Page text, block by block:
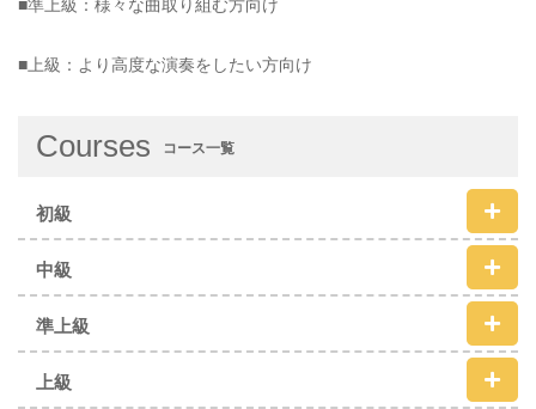
■準上級：様々な曲取り組む方向け
■上級：より高度な演奏をしたい方向け
Courses コース一覧
初級
中級
準上級
上級